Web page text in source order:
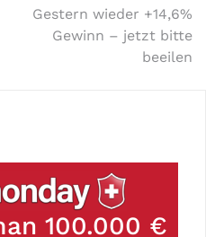
Gestern wieder +14,6%
Gewinn – jetzt bitte
beeilen
100.000 €